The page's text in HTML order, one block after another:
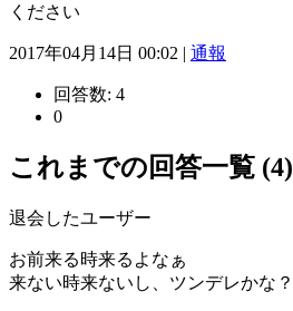
ください
2017年04月14日 00:02 | 通報
回答数: 4
0
これまでの回答一覧 (4)
退会したユーザー
お前来る時来るよなぁ
来ない時来ないし、ツンデレかな？